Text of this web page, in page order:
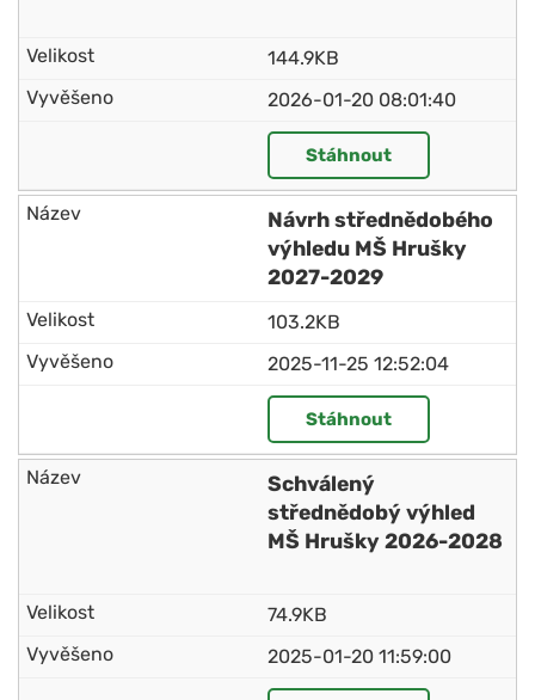
144.9KB
2026-01-20 08:01:40
Stáhnout
Návrh střednědobého
výhledu MŠ Hrušky
2027-2029
103.2KB
2025-11-25 12:52:04
Stáhnout
Schválený
střednědobý výhled
MŠ Hrušky 2026-2028
74.9KB
2025-01-20 11:59:00